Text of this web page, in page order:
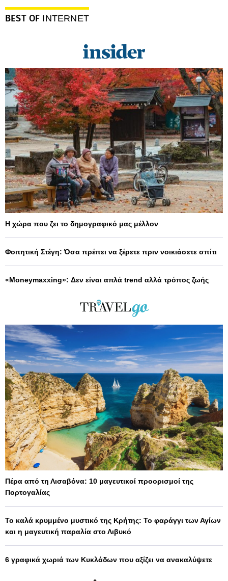
BEST OF INTERNET
Η χώρα που ζει το δημογραφικό μας μέλλον
Φοιτητική Στέγη: Όσα πρέπει να ξέρετε πριν νοικιάσετε σπίτι
«Moneymaxxing»: Δεν είναι απλά trend αλλά τρόπος ζωής
Πέρα από τη Λισαβόνα: 10 μαγευτικοί προορισμοί της
Πορτογαλίας
Το καλά κρυμμένο μυστικό της Κρήτης: Το φαράγγι των Αγίων
και η μαγευτική παραλία στο Λιβυκό
6 γραφικά χωριά των Κυκλάδων που αξίζει να ανακαλύψετε